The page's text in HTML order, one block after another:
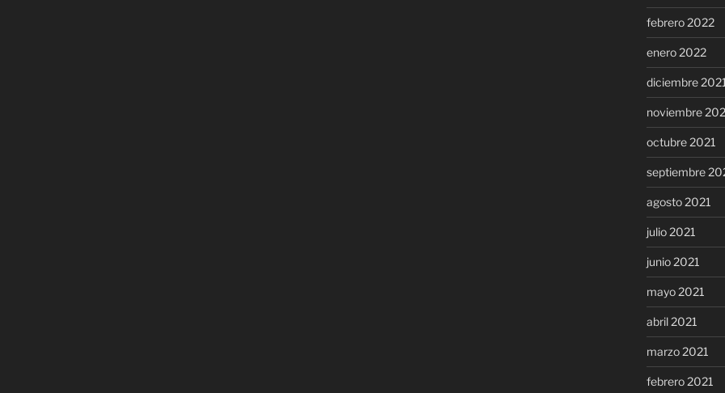
febrero 2022
enero 2022
diciembre
noviembre
octubre 2021
septiembre
agosto 2021
julio 2021
junio 2021
mayo 2021
abril 2021
marzo 2021
febrero 2021